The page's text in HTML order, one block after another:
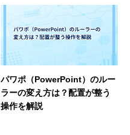
パワポ（PowerPoint）のルー
ラーの変え方は？配置が整う
操作を解説